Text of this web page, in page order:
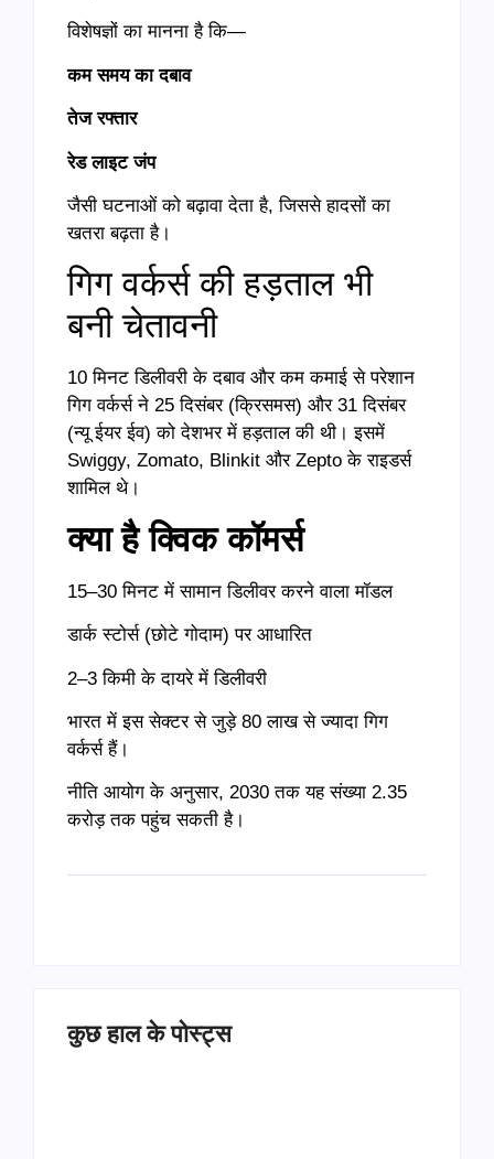
विशेषज्ञों का मानना है कि—
कम समय का दबाव
तेज रफ्तार
रेड लाइट जंप
जैसी घटनाओं को बढ़ावा देता है, जिससे हादसों का
खतरा बढ़ता है।
गिग वर्कर्स की हड़ताल भी
बनी चेतावनी
10 मिनट डिलीवरी के दबाव और कम कमाई से परेशान
गिग वर्कर्स ने 25 दिसंबर (क्रिसमस) और 31 दिसंबर
(न्यू ईयर ईव) को देशभर में हड़ताल की थी। इसमें
Swiggy, Zomato, Blinkit और Zepto के राइडर्स
शामिल थे।
क्या है क्विक कॉमर्स
15–30 मिनट में सामान डिलीवर करने वाला मॉडल
डार्क स्टोर्स (छोटे गोदाम) पर आधारित
2–3 किमी के दायरे में डिलीवरी
भारत में इस सेक्टर से जुड़े 80 लाख से ज्यादा गिग
वर्कर्स हैं।
नीति आयोग के अनुसार, 2030 तक यह संख्या 2.35
करोड़ तक पहुंच सकती है।
कुछ हाल के पोस्ट्स